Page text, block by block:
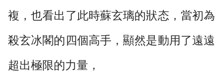
複，也看出了此時蘇玄璃的狀态，當初為
殺玄冰閣的四個高手，顯然是動用了遠遠
超出極限的力量，